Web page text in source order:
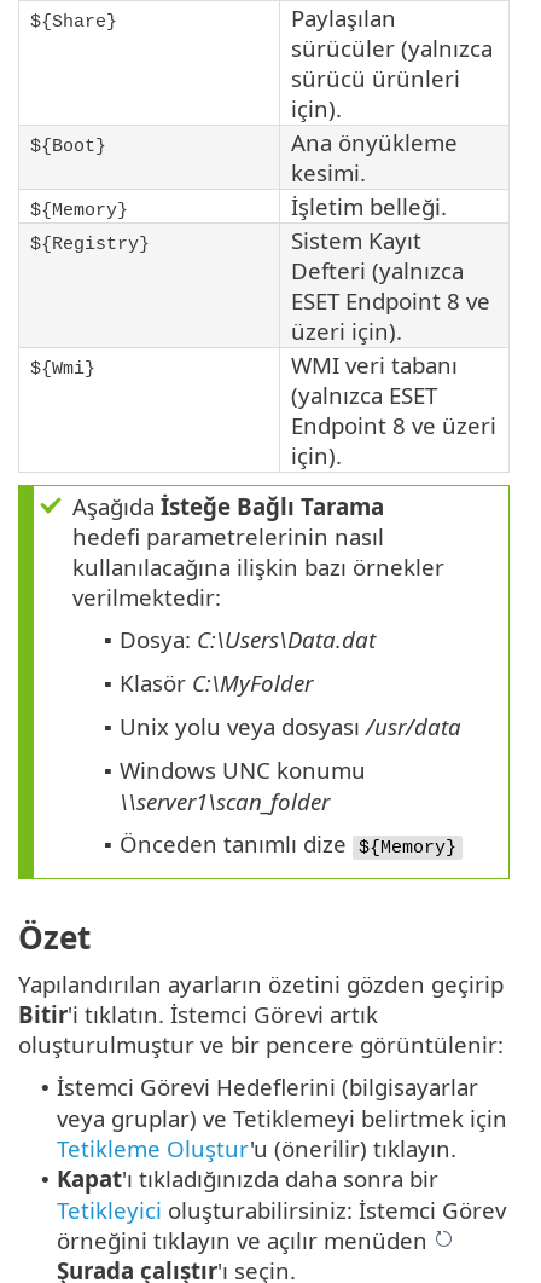
${Share}
Paylaşılan
sürücüler (yalnızca
sürücü ürünleri
için).
${Boot}
Ana önyükleme
kesimi.
${Memory} İşletim belleği.
${Registry}
Sistem Kayıt
Defteri (yalnızca
ESET Endpoint 8 ve
üzeri için).
${Wmi}
WMI veri tabanı
(yalnızca ESET
Endpoint 8 ve üzeri
için).
Aşağıda İsteğe Bağlı Tarama
hedefi parametrelerinin nasıl
kullanılacağına ilişkin bazı örnekler
verilmektedir:
▪ Dosya: C:\Users\Data.dat
▪ Klasör C:\MyFolder
▪ Unix yolu veya dosyası /usr/data
▪ Windows UNC konumu
\\server1\scan_folder
▪ Önceden tanımlı dize ${Memory}
Özet
Yapılandırılan ayarların özetini gözden geçirip
Bitir'i tıklatın. İstemci Görevi artık
oluşturulmuştur ve bir pencere görüntülenir:
• İstemci Görevi Hedeflerini (bilgisayarlar
veya gruplar) ve Tetiklemeyi belirtmek için
Tetikleme Oluştur'u (önerilir) tıklayın.
• Kapat'ı tıkladığınızda daha sonra bir
Tetikleyici oluşturabilirsiniz: İstemci Görev
örneğini tıklayın ve açılır menüden
Şurada çalıştır'ı seçin.